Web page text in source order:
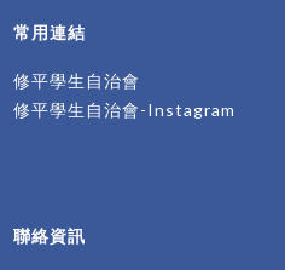
常用連結
修平學生自治會
修平學生自治會-Instagram
聯絡資訊